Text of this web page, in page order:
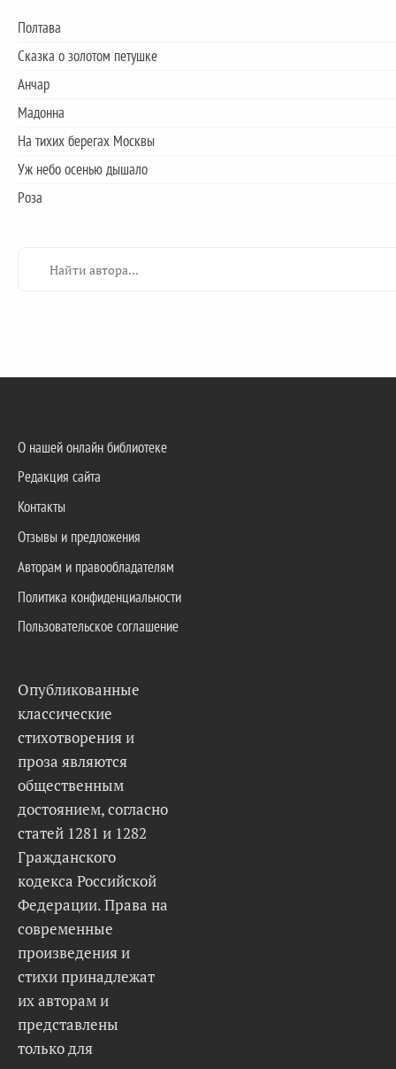
Полтава
Сказка о золотом петушке
Анчар
Мадонна
На тихих берегах Москвы
Уж небо осенью дышало
Роза
О нашей онлайн библиотеке
Редакция сайта
Контакты
Отзывы и предложения
Авторам и правообладателям
Политика конфиденциальности
Пользовательское соглашение
Опубликованные
классические
стихотворения и
проза являются
общественным
достоянием, согласно
статей 1281 и 1282
Гражданского
кодекса Российской
Федерации. Права на
современные
произведения и
стихи принадлежат
их авторам и
представлены
только для